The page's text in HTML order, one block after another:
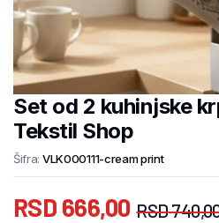
Set od 2 kuhinjske
Tekstil Shop
Šifra: VLK000111-cream print
RSD
RSD 666,00